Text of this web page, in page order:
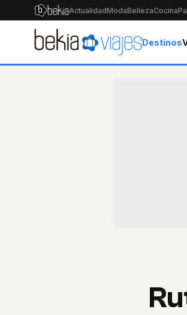
ActualidadModaBellezaCocina
Destinos